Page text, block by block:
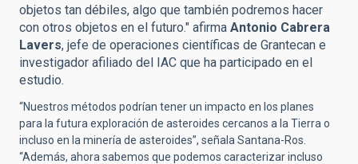
objetos tan débiles, algo que también podremos hacer
con otros objetos en el futuro." afirma Antonio Cabrera
Lavers, jefe de operaciones científicas de Grantecan e
investigador afiliado del IAC que ha participado en el
estudio.
“Nuestros métodos podrían tener un impacto en los planes
para la futura exploración de asteroides cercanos a la Tierra o
incluso en la minería de asteroides”, señala Santana-Ros.
“Además, ahora sabemos que podemos caracterizar incluso